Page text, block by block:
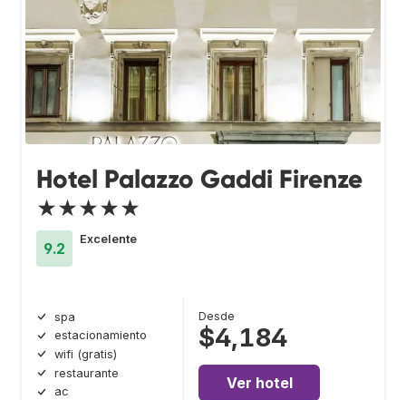
Hotel Palazzo Gaddi Firenze
★★★★★
9.2
Excelente
spa
estacionamiento
wifi (gratis)
restaurante
ac
Desde
$4,184
Ver hotel